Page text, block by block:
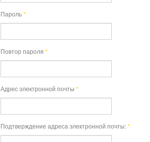
Пароль *
Повтор пароля *
Адрес электронной почты *
Подтверждение адреса электронной почты: *